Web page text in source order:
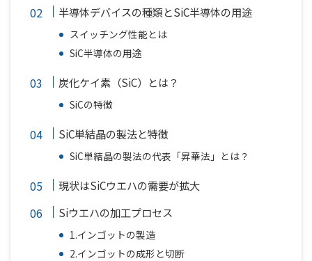
半導体デバイスの種類とSiC半導体の用途
スイッチング性能とは
SiC半導体の用途
炭化ケイ素（SiC）とは？
SiCの特徴
SiC単結晶の製法と特徴
SiC単結晶の製法の代表「昇華法」とは？
現状はSiCウエハの需要が拡大
Siウエハの加工プロセス
1.インゴットの製造
2.インゴットの成形と切断